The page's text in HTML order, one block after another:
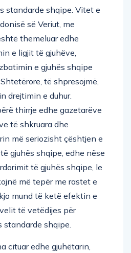
standarde shqipe. Vitet e
së Veriut, me
themeluar edhe
e ligjit të gjuhëve,
e gjuhës shqipe
të shpresojmë,
drejtimin e duhur.
thirrje edhe gazetarëve
të shkruara dhe
më seriozisht çështjen e
gjuhës shqipe, edhe nëse
të gjuhës shqipe, le
më tepër me rastet e
mund të ketë efektin e
të vetëdijes për
standarde shqipe.
cituar edhe gjuhëtarin,